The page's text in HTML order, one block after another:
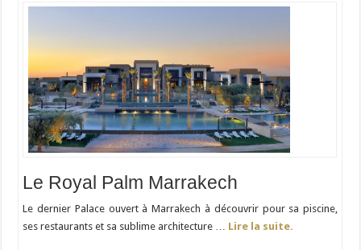
Le Royal Palm Marrakech
Le dernier Palace ouvert à Marrakech à découvrir pour sa piscine,
ses restaurants et sa sublime architecture … Lire la suite.